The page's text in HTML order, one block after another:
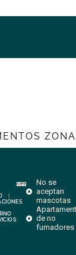
No se
aceptan
mascotas
de no
fumadores